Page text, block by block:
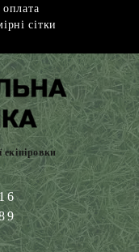
оплата
сітки